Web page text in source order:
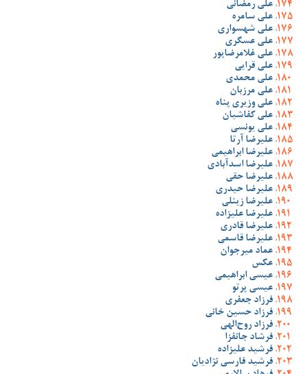
علی رمضانی
علی سامره
علی شهسواری
علی عسگری
علی غلامرضاپور
علی قرایی
علی محمدی
علی مرزبان
علی وزیری پناه
علی کفاشیان
علی یونسی
علیرضا آرتا
علیرضا ابراهیمی
علیرضا اسدآبادی
علیرضا حقی
علیرضا حیدری
علیرضا زینلی
علیرضا علیزاده
علیرضا قادری
علیرضا قاسمی
عماد میرجوان
عکس
عیسی ابراهیمی
عیسی پرتو
فرزاد جعفری
فرزاد حسین خانی
فرزاد روح‌الهی
فرشاد جانفزا
فرشید علیزاده
فرشید فارسی نژادیان